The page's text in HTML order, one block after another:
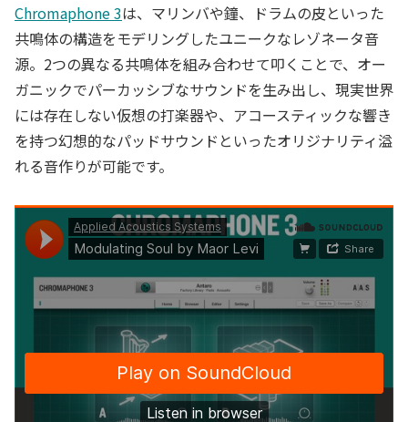
Chromaphone 3は、マリンバや鐘、ドラムの皮といった
共鳴体の構造をモデリングしたユニークなレゾネータ音
源。2つの異なる共鳴体を組み合わせて叩くことで、オー
ガニックでパーカッシブなサウンドを生み出し、現実世界
には存在しない仮想の打楽器や、アコースティックな響き
を持つ幻想的なパッドサウンドといったオリジナリティ溢
れる音作りが可能です。